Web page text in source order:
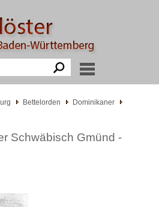
Bettelorden
Dominikaner
Schwäbisch Gmünd -